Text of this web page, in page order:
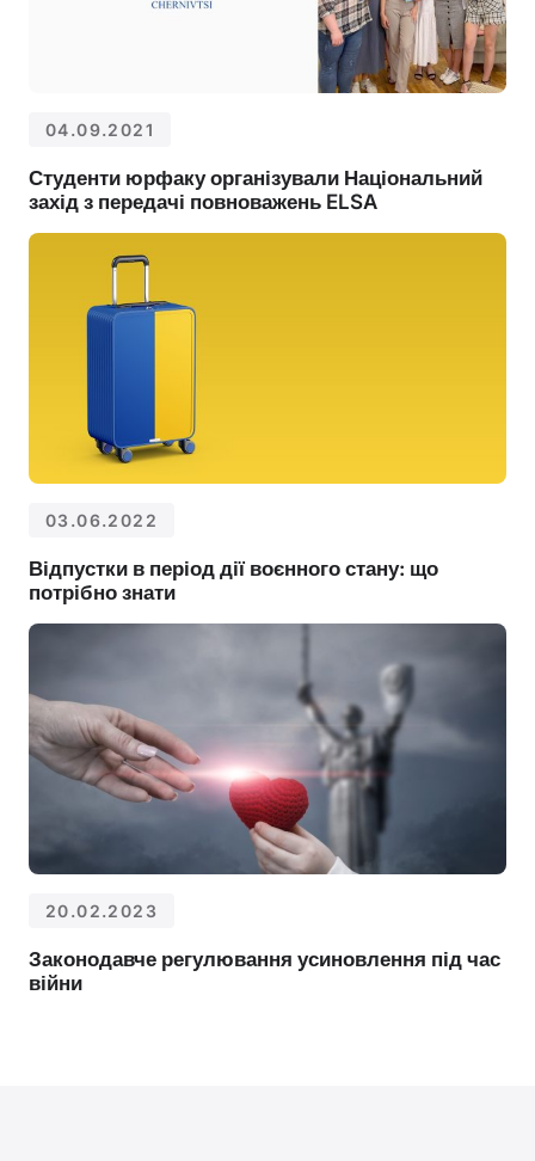
04.09.2021
Студенти юрфаку організували Національний
захід з передачі повноважень ELSA
03.06.2022
Відпустки в період дії воєнного стану: що
потрібно знати
20.02.2023
Законодавче регулювання усиновлення під час
війни